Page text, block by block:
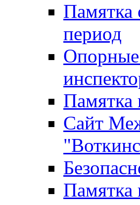
Памятка
период
Сайт
Памятка